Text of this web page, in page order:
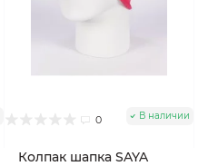
0 В наличии
Колпак шапка SAYA